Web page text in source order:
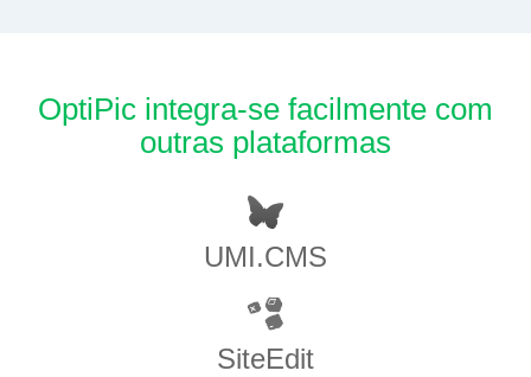
OptiPic integra-se facilmente com
outras plataformas
UMI.CMS
SiteEdit